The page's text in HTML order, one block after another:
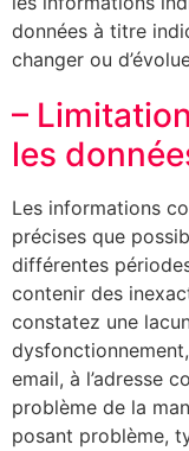
données à titre
changer ou
–
les
Les informations
précises que
différentes
contenir des
constatez une
email, à l’adresse
problème de la
posant problème,